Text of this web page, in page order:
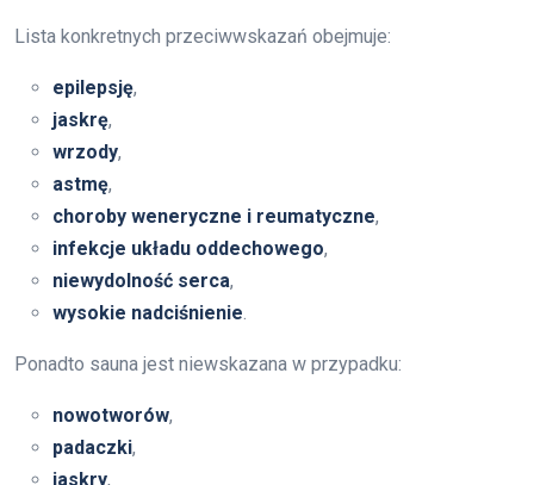
Lista konkretnych przeciwwskazań obejmuje:
epilepsję,
jaskrę,
wrzody,
astmę,
choroby weneryczne i reumatyczne,
infekcje układu oddechowego,
niewydolność serca,
wysokie nadciśnienie.
Ponadto sauna jest niewskazana w przypadku:
nowotworów,
padaczki,
jaskry,